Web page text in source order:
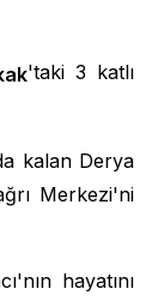
'taki 3 katlı
kalan Derya
Merkezi'ni
hayatını